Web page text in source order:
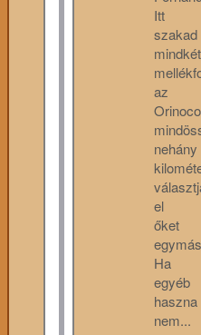
Itt
szakad
mindkét
az
nehány
el
őket
Ha
egyéb
haszna
nem...